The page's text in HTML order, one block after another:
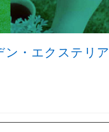
ン・エクステリア